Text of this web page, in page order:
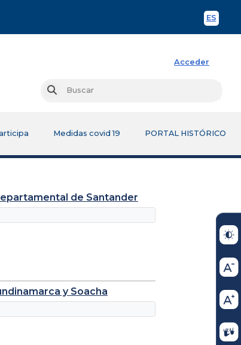
ES
Acceder
Buscar
Medidas covid 19 PORTAL HISTÓRICO
de Santander
y Soacha